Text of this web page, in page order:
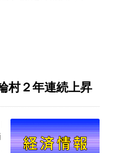
村２年連続上昇